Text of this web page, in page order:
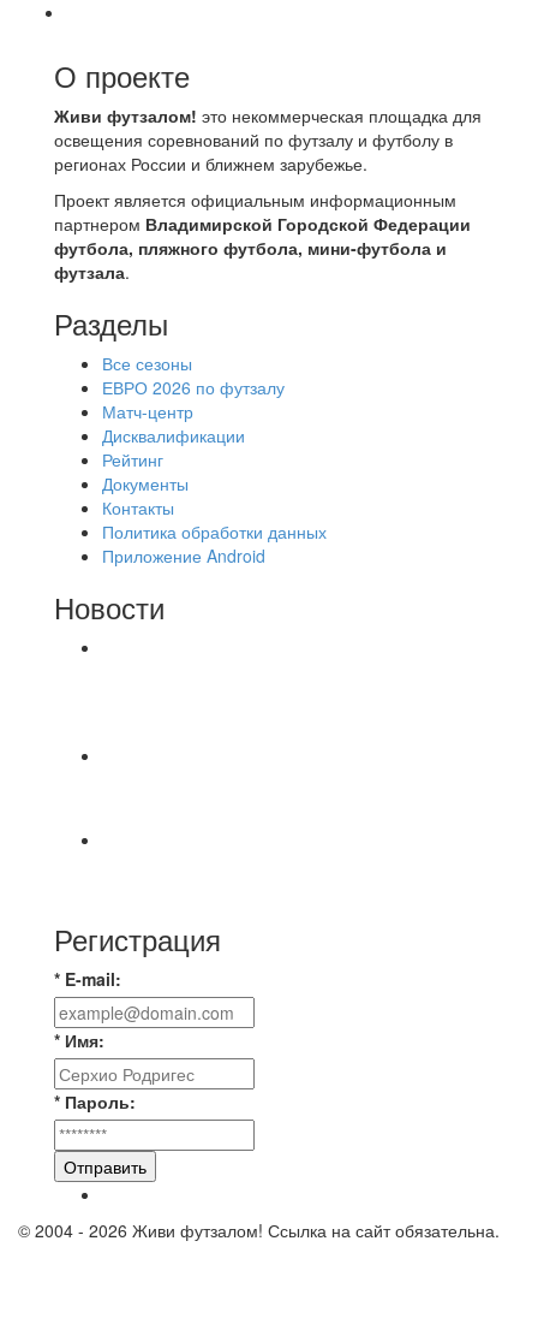
О проекте
Живи футзалом! это некоммерческая площадка для
освещения соревнований по футзалу и футболу в
регионах России и ближнем зарубежье.
Проект является официальным информационным
партнером Владимирской Городской Федерации
футбола, пляжного футбола, мини-футбола и
футзала.
Разделы
Все сезоны
ЕВРО 2026 по футзалу
Матч-центр
Дисквалификации
Рейтинг
Документы
Контакты
Политика обработки данных
Приложение Android
Новости
Регистрация
* E-mail:
* Имя:
* Пароль:
Отправить
© 2004 - 2026 Живи футзалом! Ссылка на сайт обязательна.